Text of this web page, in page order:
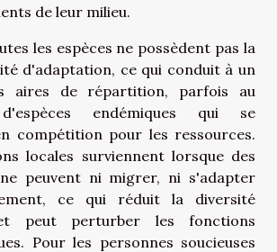
de leur milieu.
les espèces ne possèdent pas la
d'adaptation, ce qui conduit à un
aires de répartition, parfois au
endémiques qui se
compétition pour les ressources.
locales surviennent lorsque des
peuvent ni migrer, ni s'adapter
ce qui réduit la diversité
peut perturber les fonctions
Pour les personnes soucieuses